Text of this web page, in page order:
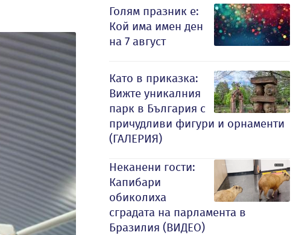
Голям празник е:
Кой има имен ден
на 7 август
Като в приказка:
Вижте уникалния
парк в България с
причудливи фигури и орнаменти
(ГАЛЕРИЯ)
Неканени гости:
Капибари
обиколиха
сградата на парламента в
Бразилия (ВИДЕО)